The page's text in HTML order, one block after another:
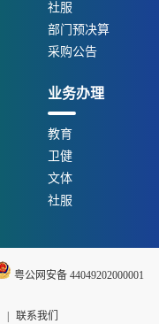
社服
部门预决算
采购公告
业务办理
教育
卫健
文体
社服
粤公网安备 44049202000001
联系我们